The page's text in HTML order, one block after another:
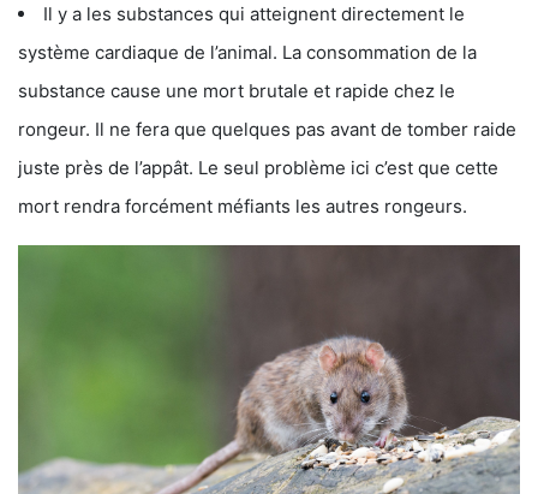
Il y a les substances qui atteignent directement le
système cardiaque de l’animal. La consommation de la
substance cause une mort brutale et rapide chez le
rongeur. Il ne fera que quelques pas avant de tomber raide
juste près de l’appât. Le seul problème ici c’est que cette
mort rendra forcément méfiants les autres rongeurs.